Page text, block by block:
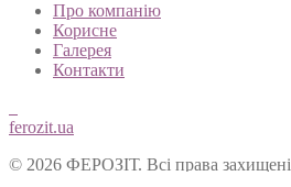
Про компанію
Корисне
Галерея
Контакти
ferozit.ua
© 2026 ФЕРОЗІТ. Всі права захищені